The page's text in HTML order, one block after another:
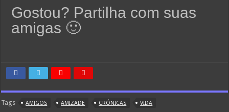
Gostou? Partilha com suas
amigas 🙂
Tags AMIGOS AMIZADE CRÓNICAS VIDA